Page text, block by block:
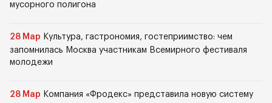
мусорного полигона
28 Мар Культура, гастрономия, гостеприимство: чем
запомнилась Москва участникам Всемирного фестиваля
молодежи
28 Мар Компания «Фродекс» представила новую систему